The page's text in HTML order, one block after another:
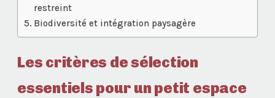
restreint
Biodiversité et intégration paysagère
Les critères de sélection
essentiels pour un petit espace